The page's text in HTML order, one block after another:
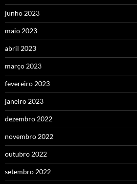
junho 2023
maio 2023
abril 2023
março 2023
fevereiro 2023
janeiro 2023
dezembro 2022
novembro 2022
outubro 2022
setembro 2022